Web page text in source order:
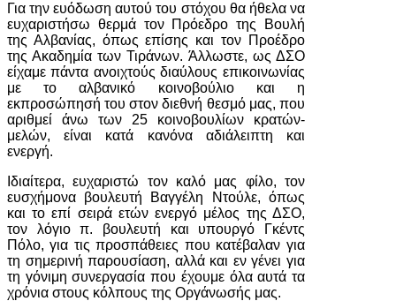
Για την ευόδωση αυτού του στόχου θα ήθελα να
ευχαριστήσω θερμά τον Πρόεδρο της Βουλή
της Αλβανίας, όπως επίσης και τον Προέδρο
της Ακαδημία των Τιράνων. Άλλωστε, ως ΔΣΟ
είχαμε πάντα ανοιχτούς διαύλους επικοινωνίας
με το αλβανικό κοινοβούλιο και η
εκπροσώπησή του στον διεθνή θεσμό μας, που
αριθμεί άνω των 25 κοινοβουλίων κρατών-
μελών, είναι κατά κανόνα αδιάλειπτη και
ενεργή.
Ιδιαίτερα, ευχαριστώ τον καλό μας φίλο, τον
ευσχήμονα βουλευτή Βαγγέλη Ντούλε, όπως
και το επί σειρά ετών ενεργό μέλος της ΔΣΟ,
τον λόγιο π. βουλευτή και υπουργό Γκέντς
Πόλο, για τις προσπάθειες που κατέβαλαν για
τη σημερινή παρουσίαση, αλλά και εν γένει για
τη γόνιμη συνεργασία που έχουμε όλα αυτά τα
χρόνια στους κόλπους της Οργάνωσής μας.